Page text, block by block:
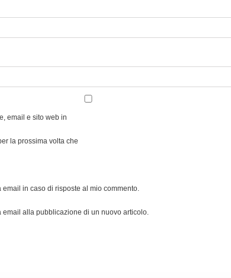
email e sito web in
la prossima volta che
email in caso di risposte al mio commento.
email alla pubblicazione di un nuovo articolo.